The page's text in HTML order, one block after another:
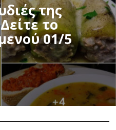
της
το
01/5